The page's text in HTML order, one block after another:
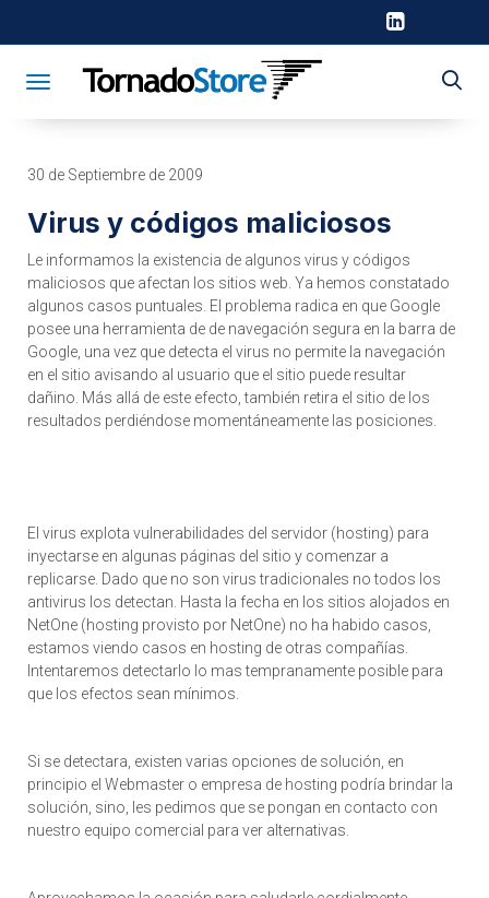
Toggle navigation
30 de Septiembre de 2009
Virus y códigos maliciosos
Le informamos la existencia de algunos virus y códigos
maliciosos que afectan los sitios web. Ya hemos constatado
algunos casos puntuales. El problema radica en que Google
posee una herramienta de de navegación segura en la barra de
Google, una vez que detecta el virus no permite la navegación
en el sitio avisando al usuario que el sitio puede resultar
dañino. Más allá de este efecto, también retira el sitio de los
resultados perdiéndose momentáneamente las posiciones.
El virus explota vulnerabilidades del servidor (hosting) para
inyectarse en algunas páginas del sitio y comenzar a
replicarse. Dado que no son virus tradicionales no todos los
antivirus los detectan. Hasta la fecha en los sitios alojados en
NetOne (hosting provisto por NetOne) no ha habido casos,
estamos viendo casos en hosting de otras compañías.
Intentaremos detectarlo lo mas tempranamente posible para
que los efectos sean mínimos.
Si se detectara, existen varias opciones de solución, en
principio el Webmaster o empresa de hosting podría brindar la
solución, sino, les pedimos que se pongan en contacto con
nuestro equipo comercial para ver alternativas.